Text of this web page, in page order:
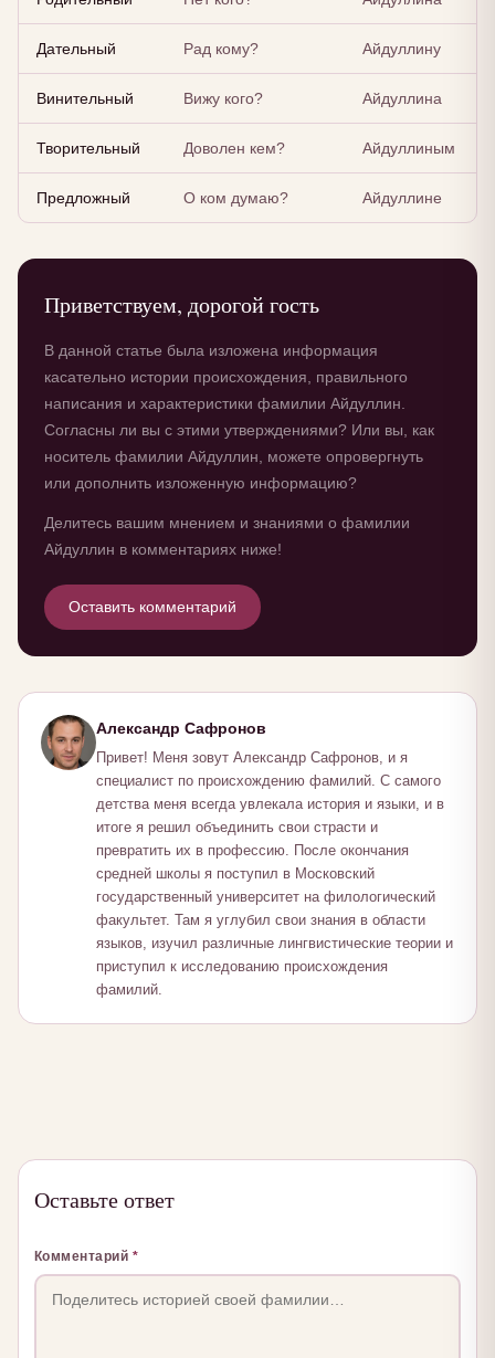
Дательный Рад кому? Айдуллину
Винительный Вижу кого? Айдуллина
Творительный Доволен кем? Айдуллиным
Предложный О ком думаю? Айдуллине
Приветствуем, дорогой гость
В данной статье была изложена информация
касательно истории происхождения, правильного
написания и характеристики фамилии Айдуллин.
Согласны ли вы с этими утверждениями? Или вы, как
носитель фамилии Айдуллин, можете опровергнуть
или дополнить изложенную информацию?
Делитесь вашим мнением и знаниями о фамилии
Айдуллин в комментариях ниже!
Оставить комментарий
Александр Сафронов
Привет! Меня зовут Александр Сафронов, и я
специалист по происхождению фамилий. С самого
детства меня всегда увлекала история и языки, и в
итоге я решил объединить свои страсти и
превратить их в профессию. После окончания
средней школы я поступил в Московский
государственный университет на филологический
факультет. Там я углубил свои знания в области
языков, изучил различные лингвистические теории и
приступил к исследованию происхождения
фамилий.
Оставьте ответ
Комментарий *